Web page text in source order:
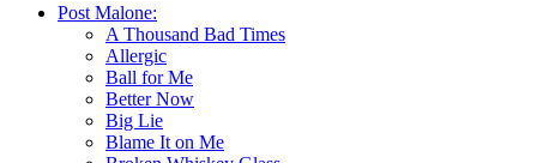
Post Malone:
A Thousand Bad Times
Allergic
Ball for Me
Better Now
Big Lie
Blame It on Me